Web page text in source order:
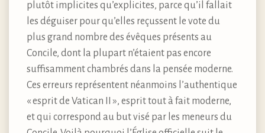
plutôt implicites qu’explicites, parce qu’il fallait
les déguiser pour qu’elles reçussent le vote du
plus grand nombre des évêques présents au
Concile, dont la plupart n’étaient pas encore
suffisamment chambrés dans la pensée moderne.
Ces erreurs représentent néanmoins l’authentique
« esprit de Vatican II », esprit tout à fait moderne,
et qui correspond au but visé par les meneurs du